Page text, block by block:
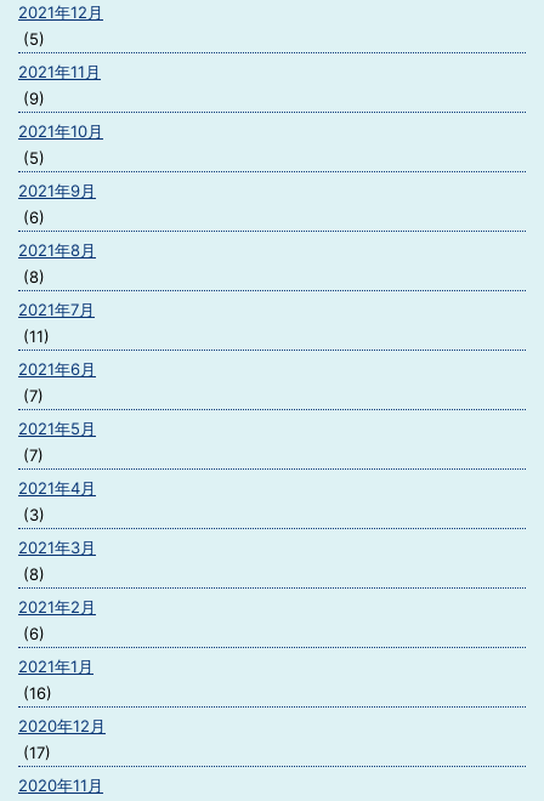
2021年12月
(5)
2021年11月
(9)
2021年10月
(5)
2021年9月
(6)
2021年8月
(8)
2021年7月
(11)
2021年6月
(7)
2021年5月
(7)
2021年4月
(3)
2021年3月
(8)
2021年2月
(6)
2021年1月
(16)
2020年12月
(17)
2020年11月